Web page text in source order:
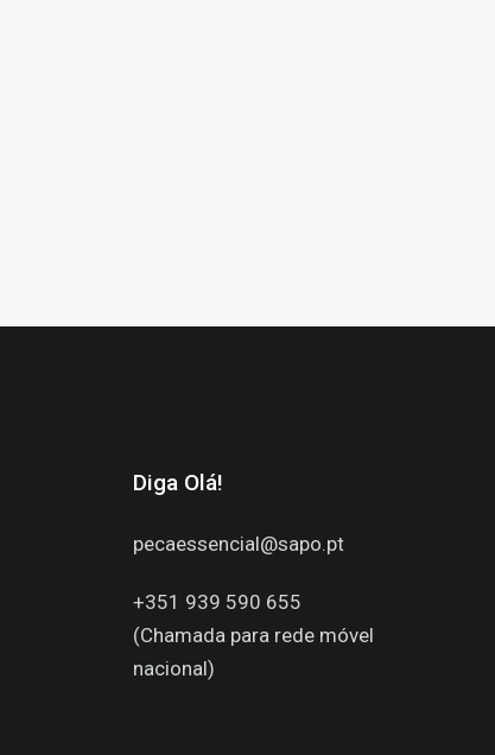
Diga Olá!
pecaessencial@sapo.pt
+351 939 590 655
(Chamada para rede móvel
nacional)